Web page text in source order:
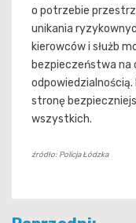
o potrzebie
unikania
kierowców i służb
bezpieczeństwa na
stronę
wszystkich.
źródło: Policja Łódzka
Nawigacja